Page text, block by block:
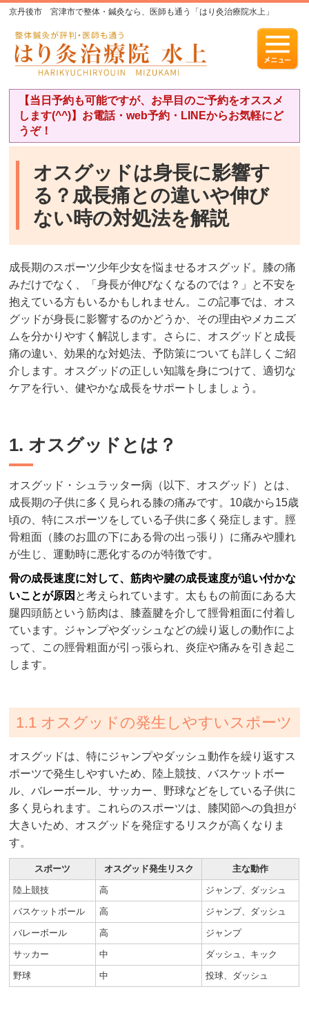
京丹後市 宮津市で整体・鍼灸なら、医師も通う「はり灸治療院水上」
【当日予約も可能ですが、お早目のご予約をオススメ
します(^^)】お電話・web予約・LINEからお気軽にど
うぞ！
オスグッドは身長に影響す
る？成長痛との違いや伸び
ない時の対処法を解説
成長期のスポーツ少年少女を悩ませるオスグッド。膝の痛
みだけでなく、「身長が伸びなくなるのでは？」と不安を
抱えている方もいるかもしれません。この記事では、オス
グッドが身長に影響するのかどうか、その理由やメカニズ
ムを分かりやすく解説します。さらに、オスグッドと成長
痛の違い、効果的な対処法、予防策についても詳しくご紹
介します。オスグッドの正しい知識を身につけて、適切な
ケアを行い、健やかな成長をサポートしましょう。
1. オスグッドとは？
オスグッド・シュラッター病（以下、オスグッド）とは、
成長期の子供に多く見られる膝の痛みです。10歳から15歳
頃の、特にスポーツをしている子供に多く発症します。脛
骨粗面（膝のお皿の下にある骨の出っ張り）に痛みや腫れ
が生じ、運動時に悪化するのが特徴です。
骨の成長速度に対して、筋肉や腱の成長速度が追い付かな
いことが原因 と考えられています。太ももの前面にある大
腿四頭筋という筋肉は、膝蓋腱を介して脛骨粗面に付着し
ています。ジャンプやダッシュなどの繰り返しの動作によ
って、この脛骨粗面が引っ張られ、炎症や痛みを引き起こ
します。
1.1 オスグッドの発生しやすいスポーツ
オスグッドは、特にジャンプやダッシュ動作を繰り返すス
ポーツで発生しやすいため、陸上競技、バスケットボー
ル、バレーボール、サッカー、野球などをしている子供に
多く見られます。これらのスポーツは、膝関節への負担が
大きいため、オスグッドを発症するリスクが高くなりま
す。
スポーツ オスグッド発生リスク 主な動作
陸上競技 高 ジャンプ、ダッシュ
バスケットボール 高 ジャンプ、ダッシュ
バレーボール 高 ジャンプ
サッカー 中 ダッシュ、キック
野球 中 投球、ダッシュ